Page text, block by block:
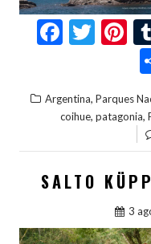
F
b
o
k
T
er
Pi
nt
er
es
t
Argentina, Parques
coihue, patagonia,
SALTO
3